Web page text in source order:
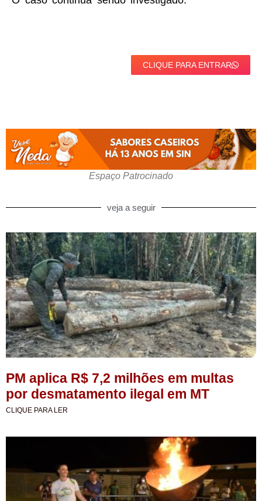
CLIQUE PARA ENTRAR
Espaço Patrocinado
veja a seguir
PM aplica R$ 7,2 milhões em multas
por desmatamento ilegal em MT
CLIQUE PARA LER